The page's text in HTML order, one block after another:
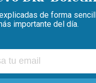
de forma
importante del día.